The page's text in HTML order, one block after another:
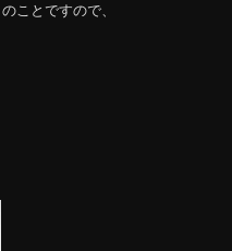
ことですので、